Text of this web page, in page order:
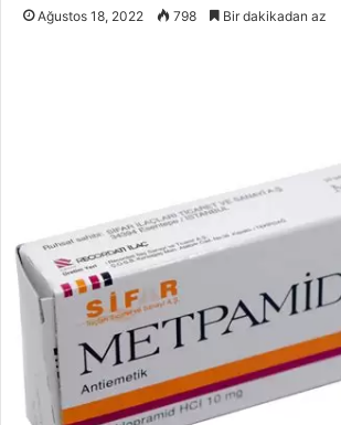
Ağustos 18, 2022 798 Bir dakikadan az